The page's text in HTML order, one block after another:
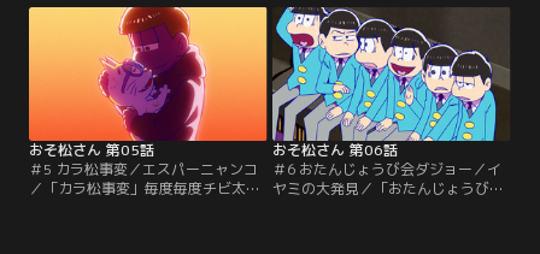
界中を虜にしていた。ところが、そ
んなカリスマ＆レジェンドな彼らに
はある秘密があって…。「童貞なヒ
ーロー」アイドルライブの帰り際、
バーベキューをするリア充大学生を
見かけたチョロ松。【提供：バンダ
イチャンネル】
婚」を宣言し、家まで売り払うと言
い出した！！このままでは生活に必
要な衣食住の場を失うと考えた6つ
子は？！「トト子なのだ」あこがれ
のトト子から、部屋に呼ばれたおそ
松は、ドキドキしながら…。【提
供：バンダイチャンネル】
おそ松さん 第05話
＃5 カラ松事変／エスパーニャンコ
／「カラ松事変」毎度毎度チビ太の
おそ松さん 第06話
＃6 おたんじょうび会ダジョー／イ
ヤミの大発見／「おたんじょうび会